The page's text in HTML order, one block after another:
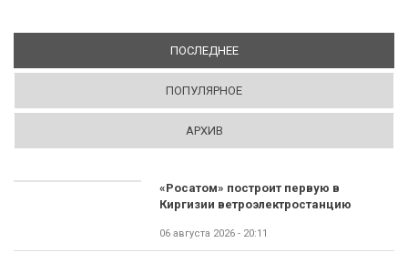
ПОСЛЕДНЕЕ(АКТИВНАЯ ВКЛАДКА)
ПОПУЛЯРНОЕ
АРХИВ
«Росатом» построит первую в
Киргизии ветроэлектростанцию
06 августа 2026 - 20:11